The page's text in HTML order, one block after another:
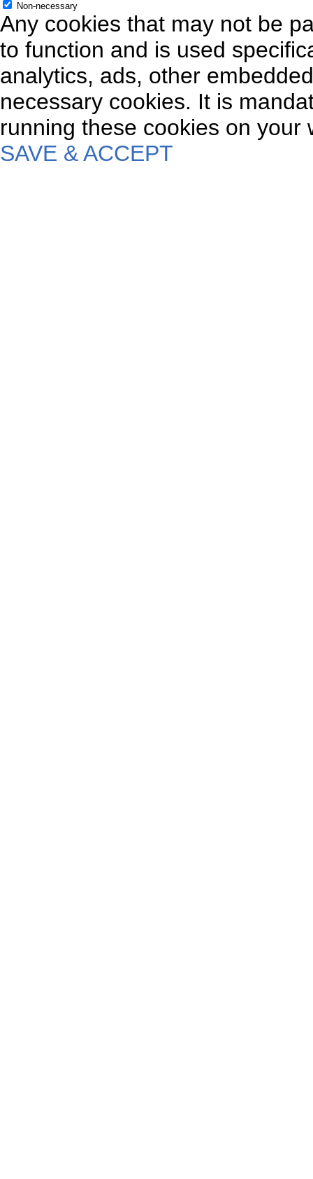
Non-necessary
Any cookies that may not be
to function and is used
analytics, ads, other
necessary cookies. It is
running these cookies on your
SAVE & ACCEPT